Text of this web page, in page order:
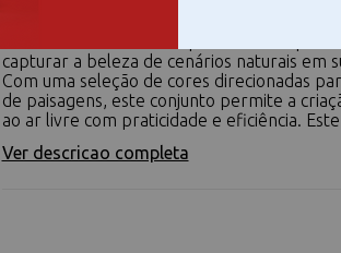
capturar a beleza de cenários naturais em
Com uma seleção de cores direcionadas
de paisagens, este conjunto permite a
ao ar livre com praticidade e eficiência.
Ver descricao completa